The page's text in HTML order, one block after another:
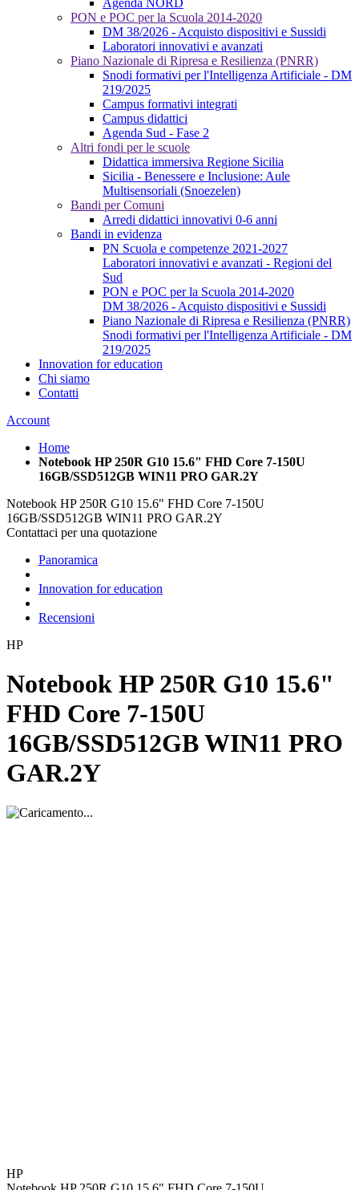
PON e POC per la Scuola 2014-2020
DM 38/2026 - Acquisto dispositivi e Sussidi
Laboratori innovativi e avanzati
Piano Nazionale di Ripresa e Resilienza (PNRR)
Snodi formativi per l'Intelligenza Artificiale - DM
219/2025
Campus formativi integrati
Campus didattici
Agenda Sud - Fase 2
Altri fondi per le scuole
Didattica immersiva Regione Sicilia
Sicilia - Benessere e Inclusione: Aule
Multisensoriali (Snoezelen)
Bandi per Comuni
Arredi didattici innovativi 0-6 anni
Bandi in evidenza
PN Scuola e competenze 2021-2027
Laboratori innovativi e avanzati - Regioni del
Sud
PON e POC per la Scuola 2014-2020
DM 38/2026 - Acquisto dispositivi e Sussidi
Piano Nazionale di Ripresa e Resilienza (PNRR)
Snodi formativi per l'Intelligenza Artificiale - DM
219/2025
Innovation for education
Chi siamo
Contatti
Account
Home
Notebook HP 250R G10 15.6" FHD Core 7-150U
16GB/SSD512GB WIN11 PRO GAR.2Y
Notebook HP 250R G10 15.6" FHD Core 7-150U
16GB/SSD512GB WIN11 PRO GAR.2Y
Contattaci per una quotazione
Panoramica
Innovation for education
Recensioni
HP
Notebook HP 250R G10 15.6"
FHD Core 7-150U
16GB/SSD512GB WIN11 PRO
GAR.2Y
HP